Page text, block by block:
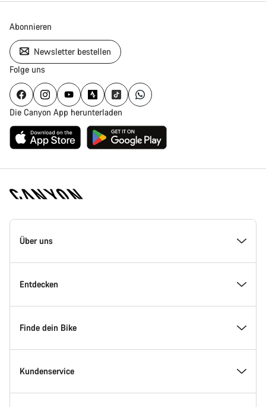
Abonnieren
Newsletter bestellen
Folge uns
Die Canyon App herunterladen
Canyon
Homepage
Über uns
Inside Canyon
Innovation bei Canyon
Canyon Factory Racing
Entdecken
Events
Canyon Standorte finden
Finde dein Bike
Modellfinder
Kundenservice